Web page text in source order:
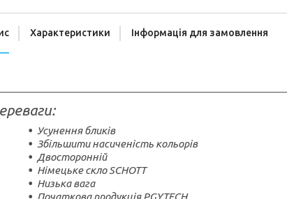
Характеристики Інформація для замовлення
Усунення бликів
Збільшити насиченість кольорів
Двосторонній
Німецьке скло SCHOTT
Низька вага